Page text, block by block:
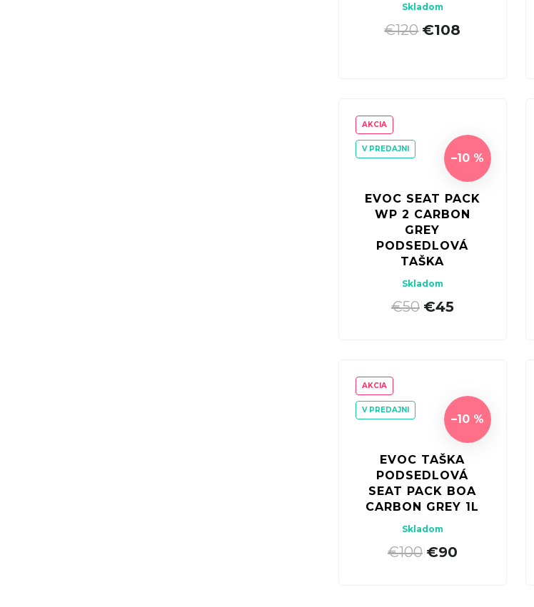
Skladom
€120| €108
AKCIA
V PREDAJNI
–10 %
EVOC SEAT PACK
WP 2 CARBON
GREY
PODSEDLOVÁ
TAŠKA
Skladom
€50| €45
AKCIA
V PREDAJNI
–10 %
EVOC TAŠKA
PODSEDLOVÁ
SEAT PACK BOA
CARBON GREY 1L
Skladom
€100| €90